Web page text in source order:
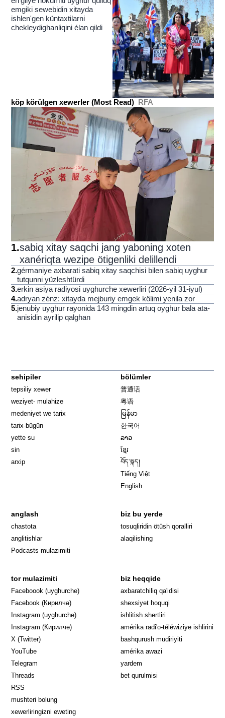
emgiki sewebidin xitayda
ishlen'gen küntaxtilarni
chekleydighanliqini élan qildi
köp körülgen xewerler (Most Read) RFA
1.sabiq xitay saqchi jang yaboning xoten
xanériqta wezipe ötigenliki delillendi
2.gérmaniye axbarati sabiq xitay saqchisi bilen sabiq uyghur
tutqunni yüzleshtürdi
3.erkin asiya radiyosi uyghurche xewerliri (2026-yil 31-iyul)
4.adryan zénz: xitayda mejburiy emgek kölimi yenila zor
5.jenubiy uyghur rayonida 143 mingdin artuq oyghur bala ata-
anisidin ayrilip qalghan
sehipiler
tepsiliy xewer
weziyet- mulahize
medeniyet we tarix
tarix-bügün
yette su
sin
arxip
bölümler
普通话
粤语
မြန်မာ
한국어
ລາວ
ខ្មែរ
བོད་སྐད།
Tiếng Việt
English
anglash
chastota
anglitishlar
Podcasts mulazimiti
biz bu yerde
tosuqliridin ötüsh qoralliri
alaqilishing
tor mulazimiti
Faceboook (uyghurche) Opens in new window
Facebook (Кирилчә) Opens in new window
Instagram (uyghurche) Opens in new window
Instagram (Кирилчә) Opens in new window
X (Twitter)
YouTube
Telegram
Threads
RSS
mushteri bolung
xewerliringizni eweting
biz heqqide
axbaratchiliq qa'idisi
shexsiyet hoquqi
ishlitish shertliri
amérika radi'o-téléwiziye ishlirini
bashqurush mudiriyiti
amérika awazi
yardem
bet qurulmisi